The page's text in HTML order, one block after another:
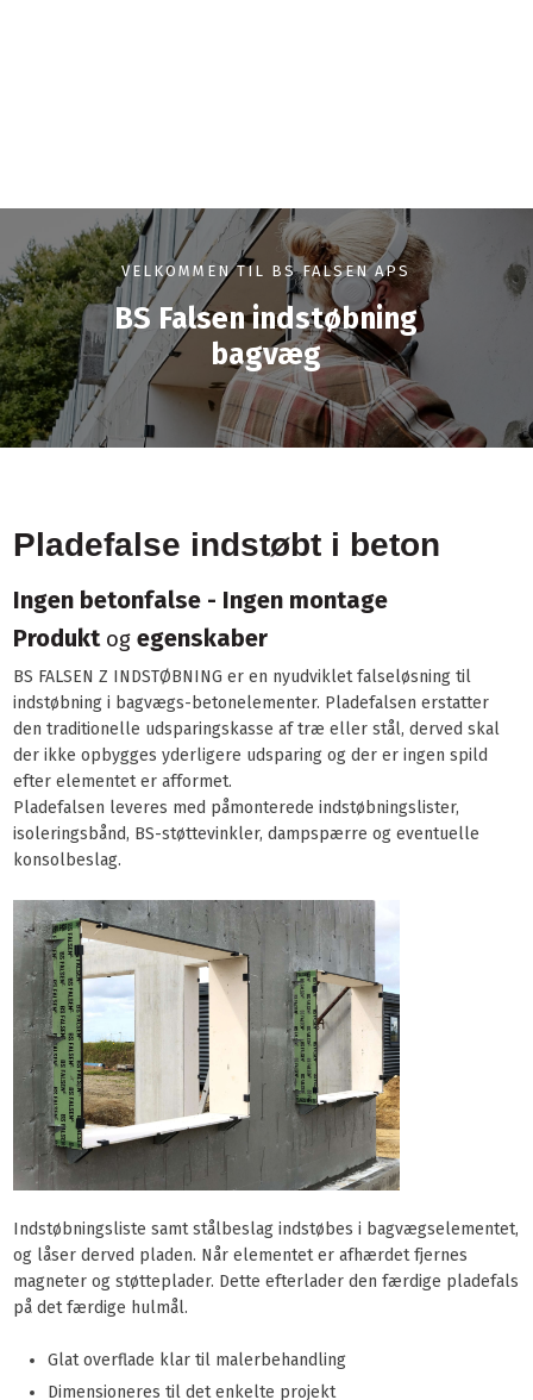
VELKOMMEN TIL BS FALSEN APS
BS Falsen indstøbning
bagvæg
Pladefalse indstøbt i beton
Ingen betonfalse - Ingen montage
Produktog egenskaber
BS FALSEN Z INDSTØBNING er en nyudviklet falseløsning til
indstøbning i bagvægs-betonelementer. Pladefalsen erstatter
den traditionelle udsparingskasse af træ eller stål, derved skal
der ikke opbygges yderligere udsparing og der er ingen spild
efter elementet er afformet.
Pladefalsen leveres med påmonterede indstøbningslister,
isoleringsbånd, BS-støttevinkler, dampspærre og eventuelle
konsolbeslag.
Indstøbningsliste samt stålbeslag indstøbes i bagvægselementet,
og låser derved pladen. Når elementet er afhærdet fjernes
magneter og støtteplader. Dette efterlader den færdige pladefals
på det færdige hulmål.
Glat overflade klar til malerbehandling
Dimensioneres til det enkelte projekt